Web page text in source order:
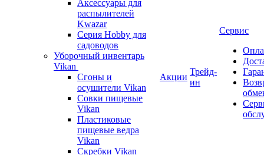
Аксессуары для
распылителей
Kwazar
Серия Hobby для
садоводов
Уборочный инвентарь
Vikan
Сгоны и
осушители Vikan
Совки пищевые
Vikan
Пластиковые
пищевые ведра
Vikan
Скребки Vikan
Акции
Трейд-
ин
Сервис